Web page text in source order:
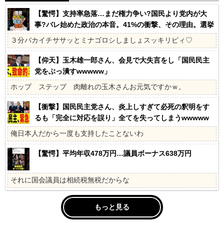
【驚愕】支持率急落…まだ権力争い?国民より党内が大
事?バレ始めた政治の本音。41%の衝撃、その理由。選挙
しか見てないの?国民不在の政治が限界!
３分バカイチササッとミナゴロシしましょスッキリピィ♡
【仰天】玉木雄一郎さん、会見で大失言をし「国民民主
党をぶっ潰すwwwww」
ホップ ステップ 肉離れの玉木さんお元気ですかｗ。
【衝撃】国民民主党さん、炎上しすぎて必死の釈明をす
るも「完全に対応を誤り」全てを失ってしまうwwwww
俺日本人だから一度も支持したことないわ
【驚愕】平均年収478万円…議員ボーナス638万円
それに国会議員は相続税無税だからな
もっと見る